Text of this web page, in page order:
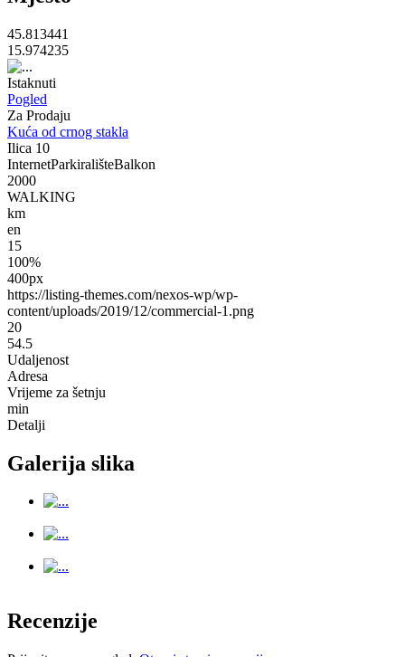
45.813441
15.974235
Istaknuti
Pogled
Za Prodaju
Kuća od crnog stakla
Ilica 10
InternetParkirališteBalkon
2000
WALKING
km
en
15
100%
400px
https://listing-themes.com/nexos-wp/wp-
content/uploads/2019/12/commercial-1.png
20
54.5
Udaljenost
Adresa
Vrijeme za šetnju
min
Detalji
Galerija slika
Recenzije